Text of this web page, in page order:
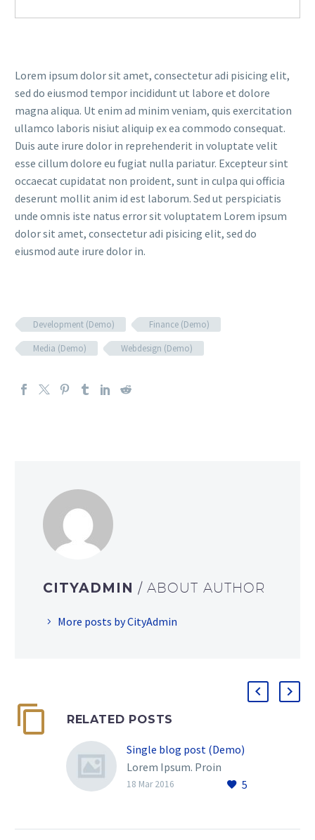
Lorem ipsum dolor sit amet, consectetur adi pisicing elit,
sed do eiusmod tempor incididunt ut labore et dolore
magna aliqua. Ut enim ad minim veniam, quis exercitation
ullamco laboris nisiut aliquip ex ea commodo consequat.
Duis aute irure dolor in reprehenderit in voluptate velit
esse cillum dolore eu fugiat nulla pariatur. Excepteur sint
occaecat cupidatat non proident, sunt in culpa qui officia
deserunt mollit anim id est laborum. Sed ut perspiciatis
unde omnis iste natus error sit voluptatem Lorem ipsum
dolor sit amet, consectetur adi pisicing elit, sed do
eiusmod aute irure dolor in.
Development (Demo)
Finance (Demo)
Media (Demo)
Webdesign (Demo)
CITYADMIN / ABOUT AUTHOR
More posts by CityAdmin
RELATED POSTS
Single blog post (Demo)
Lorem Ipsum. Proin
gravida nibh vel velit
5
18 Mar 2016